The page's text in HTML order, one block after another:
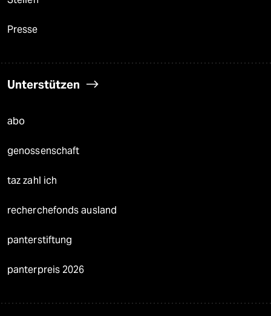
Presse
Unterstützen
abo
genossenschaft
taz zahl ich
recherchefonds ausland
panterstiftung
panterpreis 2026